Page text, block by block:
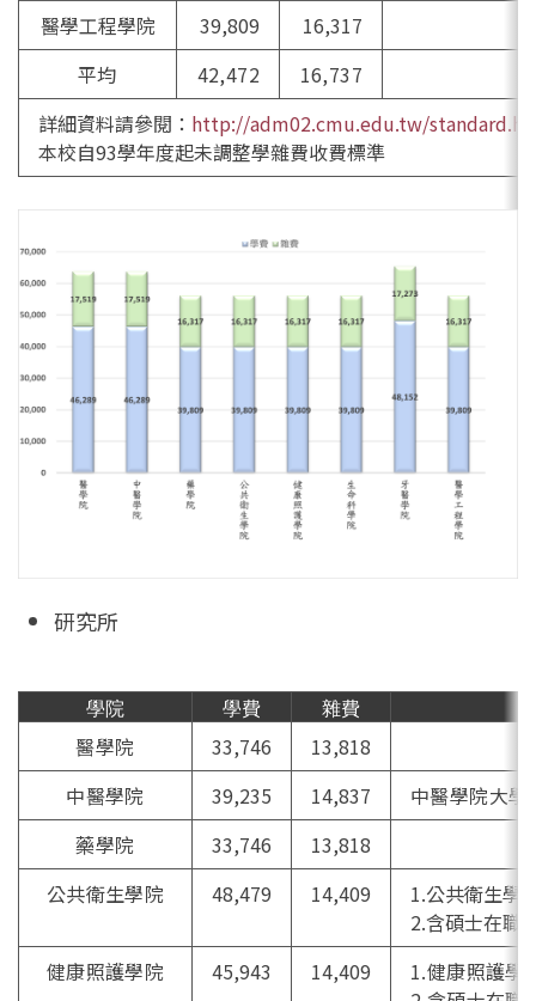
醫學工程學院
39,809
16,317
平均
42,472
16,737
詳細資料請參閱： http://adm02.cmu.edu.tw/
本校自93學年度起未調整學雜費收費標準
研究所
學院 學費 雜費
醫學院 33,746
13,818
中醫學院
39,235 14,837
中醫學院大
藥學院
33,746
13,818
公共衛生學院
48,479 14,409
1.公共衛生學
2.含碩士在職
健康照護學院
45,943 14,409
1.健康照護學